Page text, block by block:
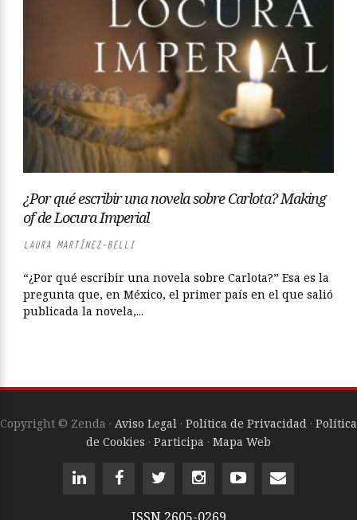
¿Por qué escribir una novela sobre Carlota? Making
of de Locura Imperial
LAURA MARTÍNEZ-BELLI
“¿Por qué escribir una novela sobre Carlota?” Esa es la
pregunta que, en México, el primer país en el que salió
publicada la novela,...
Copyright © Zenda · Aviso Legal · Política de Privacidad · Política
de Cookies · Participa · Mapa Web